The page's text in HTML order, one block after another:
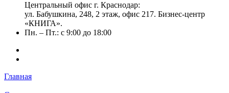
Центральный офис г. Краснодар:
ул. Бабушкина, 248, 2 этаж, офис 217. Бизнес-центр
«КНИГА».
Пн. – Пт.: с 9:00 до 18:00
Главная